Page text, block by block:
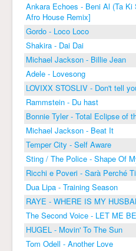
Ankara Echoes - Beni Al (Ta Ki
Afro House Remix]
Gordo - Loco Loco
Shakira - Dai Dai
Michael Jackson - Billie Jean
Adele - Lovesong
LOVIXX STOSLIV - Don't tell
Rammstein - Du hast
Bonnie Tyler - Total Eclipse of
Michael Jackson - Beat It
Temper City - Self Aware
Sting / The Police - Shape Of
Ricchi e Poveri - Sarà Perché
Dua Lipa - Training Season
RAYE - WHERE IS MY
The Second Voice - LET ME BE
HUGEL - Movin' To The Sun
Tom Odell - Another Love